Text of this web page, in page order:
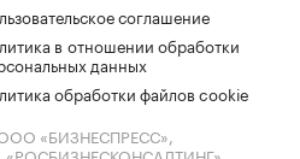
соглашение
в отношении обработки
данных
обработки файлов cookie
«БИЗНЕСПРЕСС»,
«РОСБИЗНЕСКОНСАЛТИНГ»,